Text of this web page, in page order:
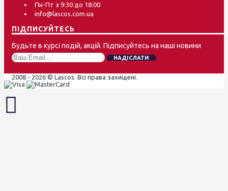
Пн-Пт з 9:30 до 18:00
info@lascos.com.ua
ПІДПИСУЙТЕСЬ
Будьте в курсі подій, акцій. Підписуйтесь на наші новини
НАДІСЛАТИ
2008 - 2026 © Lascos. Всі права захищені.